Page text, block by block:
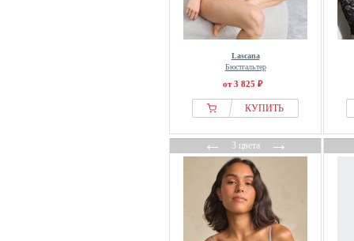
Lascana
Бюстгальтер
от 3 825 ₽
КУПИТЬ
←3 цвета→